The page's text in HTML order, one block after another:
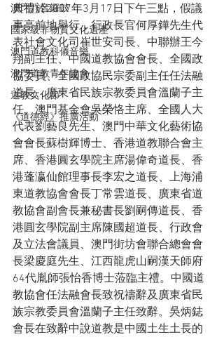
澳門八音鑼鼓
國家級非物質文化遺產
澳門道教科儀音樂
澳門道教青年協會
道教文化節
《道德經》推廣活動
典禮於2007年3月17日下午三點，假議
事亭前地舉行，行政長官何厚鏵先生代
表社會文化司崔世安司長、中聯辦王今
翔副主任、中國道教協會會長、全國政
協委員、全國政協民宗委副主任任法融
道長、廣東省民族宗教委員會溫蘭子主
任、澳門基金會吳榮恪主席、全國人大
代表劉藝良先生、澳門中華文化藝術協
會會長蘇樹輝博士、香港道教聯合會主
席、香港圓玄學院主席湯偉奇道長、香
港蓬瀛仙館理事長李宏之道長、上海浦
東道教協會會長丁常雲道長、廣東省道
教協會副會長兼秘書長劉嗣傳道長、香
港圓玄學院副主席陳國超道長、行政會
及立法會議員、澳門街坊會聯合總會會
長梁慶庭先生、江西龍虎山嗣漢天師府
64代胤師張怡香博士蒞臨主禮。中國道
教協會任法融會長致祝禱辭及廣東省民
族宗教委員會溫蘭子主任致辭。吳炳鋕
會長在致辭中說道教是中國土生土長的